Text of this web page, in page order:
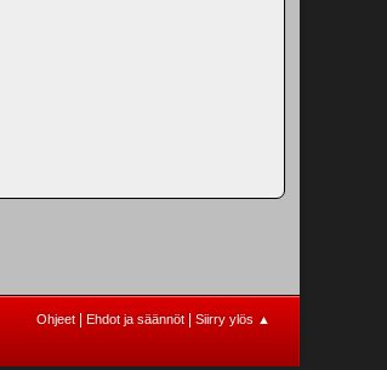
Ohjeet Ehdot ja säännöt Siirry ylös ▲